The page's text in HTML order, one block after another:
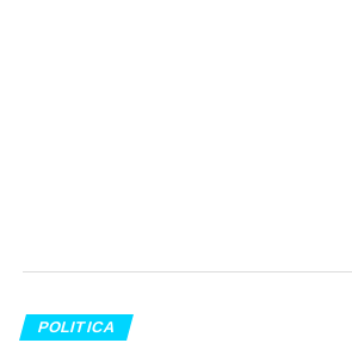
POLITICA